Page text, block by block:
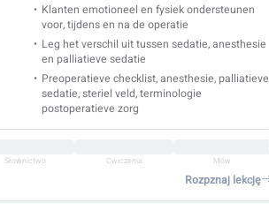
Klanten emotioneel en fysiek ondersteunen
voor, tijdens en na de operatie
Leg het verschil uit tussen sedatie, anesthesie
en palliatieve sedatie
Preoperatieve checklist, anesthesie, palliatieve
sedatie, steriel veld, terminologie
postoperatieve zorg
Słownictwo Ćwiczenia Mów
Rozpznaj lekcję